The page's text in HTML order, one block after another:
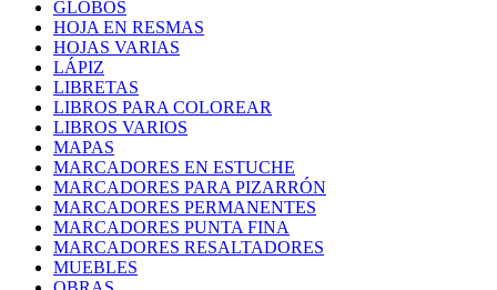
GLOBOS
HOJA EN RESMAS
HOJAS VARIAS
LÁPIZ
LIBRETAS
LIBROS PARA COLOREAR
LIBROS VARIOS
MAPAS
MARCADORES EN ESTUCHE
MARCADORES PARA PIZARRÓN
MARCADORES PERMANENTES
MARCADORES PUNTA FINA
MARCADORES RESALTADORES
MUEBLES